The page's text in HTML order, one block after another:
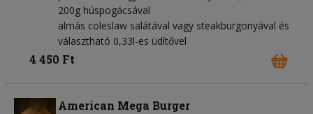
200g húspogácsával
almás coleslaw salátával vagy steakburgonyával és
választható 0,33l-es üdítővel
4 450 Ft
American Mega Burger